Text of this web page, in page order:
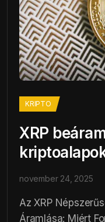
KRIPTO
XRP
november 24, 2025
Az XRP
Áramlása: Miért